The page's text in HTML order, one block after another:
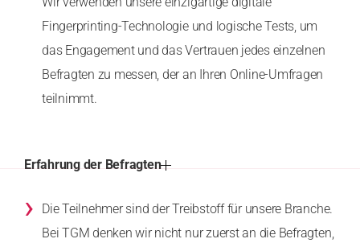
Fingerprinting-Technologie und logische Tests, um
das Engagement und das Vertrauen jedes einzelnen
Befragten zu messen, der an Ihren Online-Umfragen
teilnimmt.
Erfahrung der Befragten
›
Die Teilnehmer sind der Treibstoff für unsere Branche.
Bei TGM denken wir nicht nur zuerst an die Befragten,